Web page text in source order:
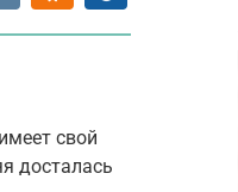
свой
досталась